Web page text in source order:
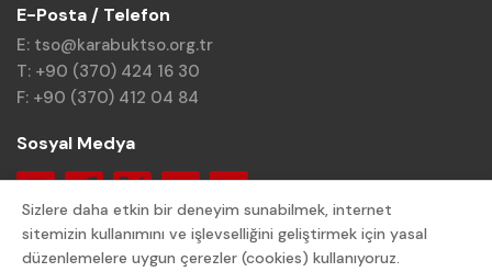
E-Posta / Telefon
E: tso@karabuktso.org.tr
T: +90 (370) 424 16 30
F: +90 (370) 412 04 84
Sosyal Medya
Sizlere daha etkin bir deneyim sunabilmek, internet
sitemizin kullanımını ve işlevselliğini geliştirmek için yasal
düzenlemelere uygun çerezler (cookies) kullanıyoruz.